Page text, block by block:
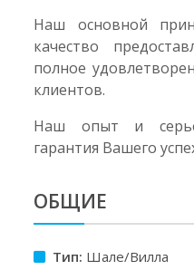
Наш основной
качество
полное
клиентов.
Наш опыт и
гарантия Вашего
ОБЩИЕ
Тип: Шале/Вилла